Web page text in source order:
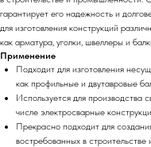
гарантирует его надежность и
для изготовления конструкций
как арматура, уголки, швеллеры и
Применение
Подходит для изготовления
как профильные и двутавровые
Используется для производства
числе электросварные
Прекрасно подходит для
востребованных в